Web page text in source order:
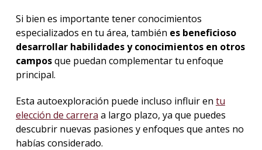
Si bien es importante tener conocimientos
especializados en tu área, también es beneficioso
desarrollar habilidades y conocimientos en otros
camposque puedan complementar tu enfoque
principal.
Esta autoexploración puede incluso influir en tu
elección de carrera a largo plazo, ya que puedes
descubrir nuevas pasiones y enfoques que antes no
habías considerado.